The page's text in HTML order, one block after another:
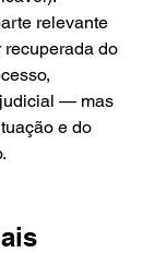
relevante
do
— mas
e do